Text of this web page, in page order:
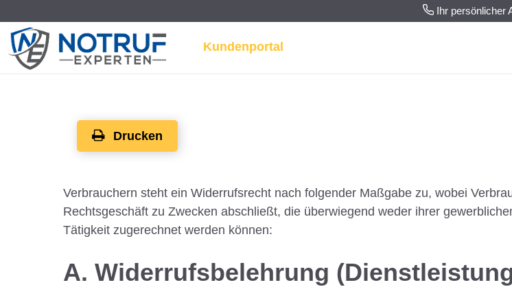
Ihr persönlicher
Kundenportal
Widerrufsbelehrung - Notrufexperten
Drucken
Verbrauchern steht ein Widerrufsrecht nach folgender Maßgabe zu, wobei
Rechtsgeschäft zu Zwecken abschließt, die überwiegend weder ihrer
Tätigkeit zugerechnet werden können:
A. Widerrufsbelehrung